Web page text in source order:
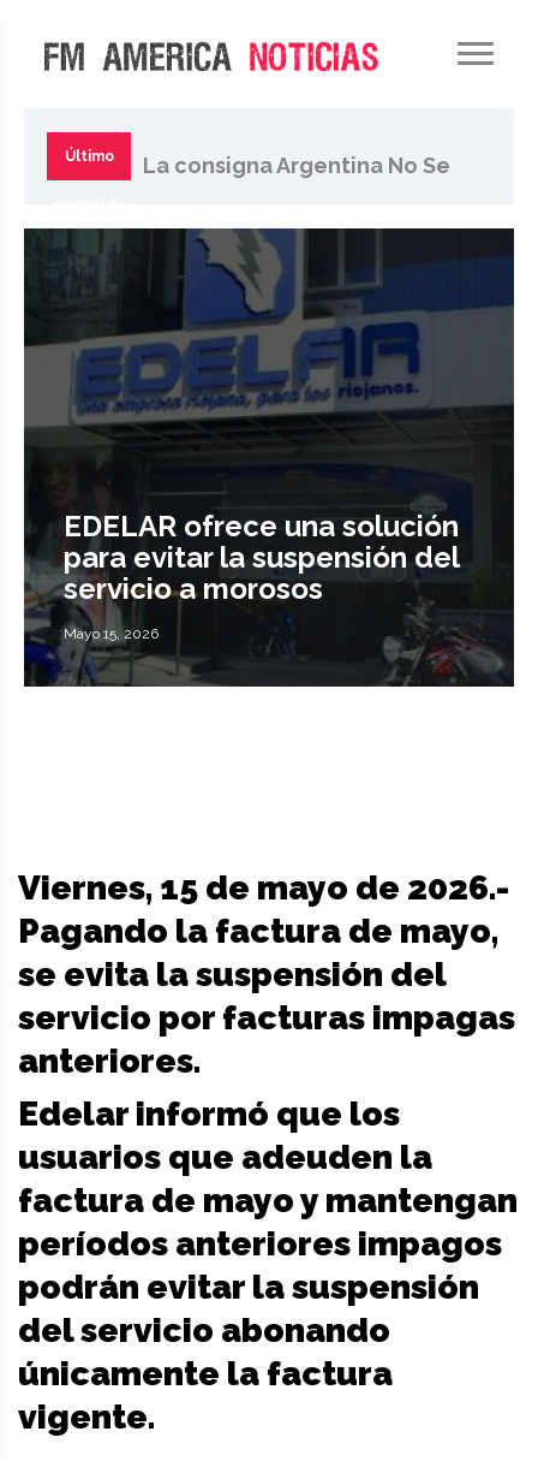
Último
La consigna Argentina No Se
sociedad
Gobierno, movilizan al
EDELAR ofrece una solución
para evitar la suspensión del
servicio a morosos
Mayo 15, 2026
Viernes, 15 de mayo de 2026.-
Pagando la factura de mayo,
se evita la suspensión del
servicio por facturas impagas
anteriores.
Edelar informó que los
usuarios que adeuden la
factura de mayo y mantengan
períodos anteriores impagos
podrán evitar la suspensión
del servicio abonando
únicamente la factura
vigente.